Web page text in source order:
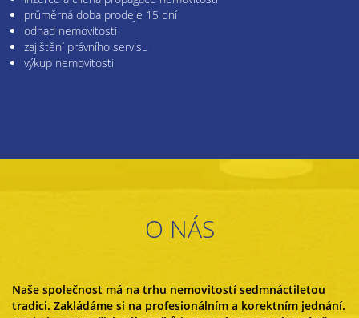
průměrná doba prodeje 15 dní
odhad nemovitosti
zajištění právního servisu
výkup nemovitosti
O NÁS
Naše společnost má na trhu nemovitostí sedmnáctiletou
tradici. Zakládáme si na profesionálním a korektním jednání.